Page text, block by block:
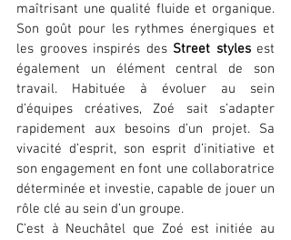
maîtrisant une qualité fluide et organique.
Son goût pour les rythmes énergiques et
les grooves inspirés des Street styles est
également un élément central de son
travail. Habituée à évoluer au sein
d’équipes créatives, Zoé sait s’adapter
rapidement aux besoins d’un projet. Sa
vivacité d’esprit, son esprit d’initiative et
son engagement en font une collaboratrice
déterminée et investie, capable de jouer un
rôle clé au sein d’un groupe.
C’est à Neuchâtel que Zoé est initiée au